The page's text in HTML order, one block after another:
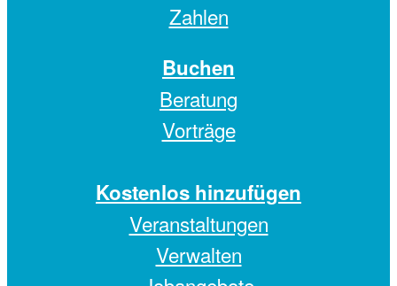
Zahlen
Buchen
Beratung
Vorträge
Kostenlos hinzufügen
Veranstaltungen
Verwalten